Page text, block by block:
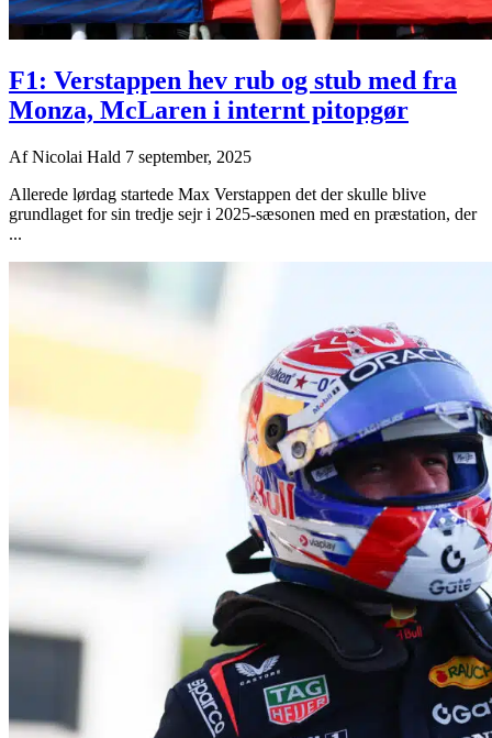
F1: Verstappen hev rub og stub med fra
Monza, McLaren i internt pitopgør
AfNicolai Hald 7 september, 2025
Allerede lørdag startede Max Verstappen det der skulle blive
grundlaget for sin tredje sejr i 2025-sæsonen med en præstation, der
...